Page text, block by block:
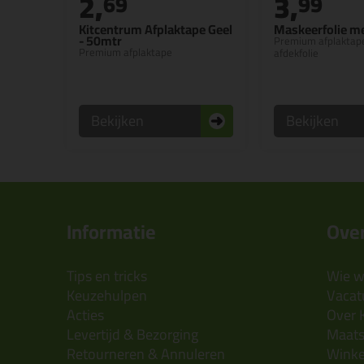
Kitcentrum Afplaktape Geel
- 50mtr
Premium afplaktape
Maskeerfolie
Premium
Informatie
Tips en tricks
Keuzehulpen
Acties
Levertijd & Bezorging
Retourneren & Annuleren
Wie
Over